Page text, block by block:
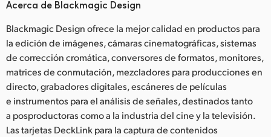
Acerca de Blackmagic Design
Blackmagic Design ofrece la mejor calidad en productos para
la edición de imágenes, cámaras cinematográficas, sistemas
de corrección cromática, conversores de formatos, monitores,
matrices de conmutación, mezcladores para producciones en
directo, grabadores digitales, escáneres de películas
e instrumentos para el análisis de señales, destinados tanto
a posproductoras como a la industria del cine y la televisión.
Las tarjetas DeckLink para la captura de contenidos